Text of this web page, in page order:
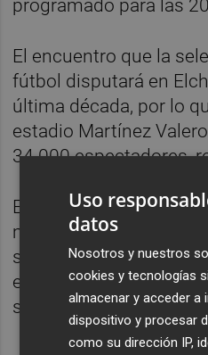
programado para las
El encuentro que la
fútbol disputará en
última década, por lo
estadio Martínez
34.000 espectadores,
El partido ante la
mundo supone,
selección española en
el Mundial de Rusia,
seleccionador, Luis
Uso
datos
Nosotros y nuestros
cookies y tecnologías
almacenar y acceder a
dispositivo y procesar
como su dirección IP,